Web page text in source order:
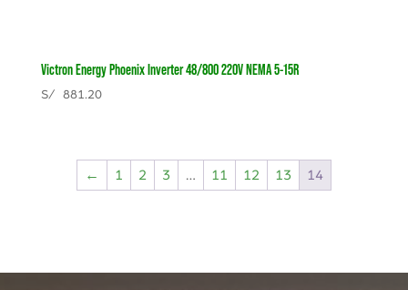
Victron Energy Phoenix Inverter 48/800 220V NEMA 5-15R
S/881.20
← 1 2 3 … 11 12 13 14